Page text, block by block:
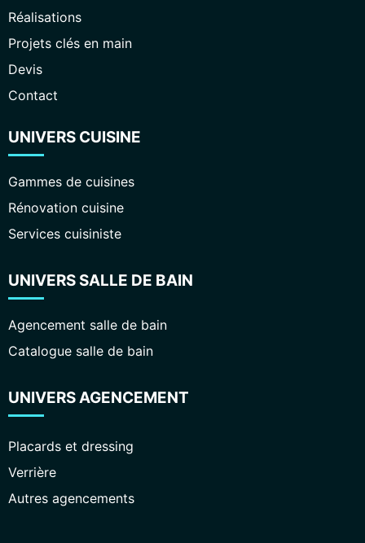
Réalisations
Projets clés en main
Devis
Contact
UNIVERS CUISINE
Gammes de cuisines
Rénovation cuisine
Services cuisiniste
UNIVERS SALLE DE BAIN
Agencement salle de bain
Catalogue salle de bain
UNIVERS AGENCEMENT
Placards et dressing
Verrière
Autres agencements